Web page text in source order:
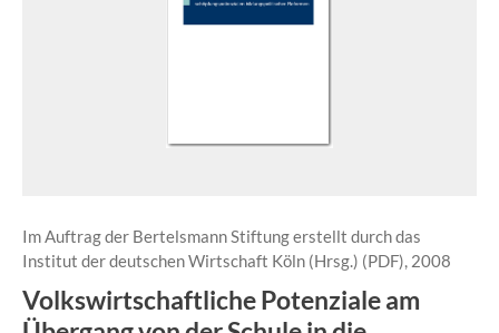
Im Auftrag der Bertelsmann Stiftung erstellt durch das
Institut der deutschen Wirtschaft Köln (Hrsg.) (PDF), 2008
Volkswirtschaftliche Potenziale am